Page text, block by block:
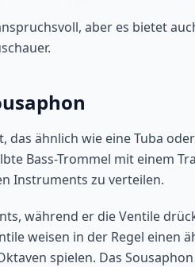
aber es bietet
das ähnlich wie eine Tuba
Bass-Trommel mit einem
Instruments zu verteilen.
während er die Ventile
weisen in der Regel einen
spielen. Das